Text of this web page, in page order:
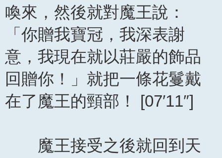
喚來，然後就對魔王說：
「你贈我寶冠，我深表謝
意，我現在就以莊嚴的飾品
回贈你！」就把一條花鬘戴
在了魔王的頸部！ [07′11″]
魔王接受之後就回到天